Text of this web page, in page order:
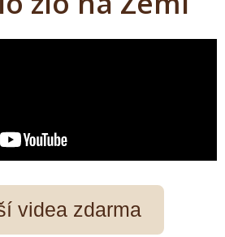
videa zdarma